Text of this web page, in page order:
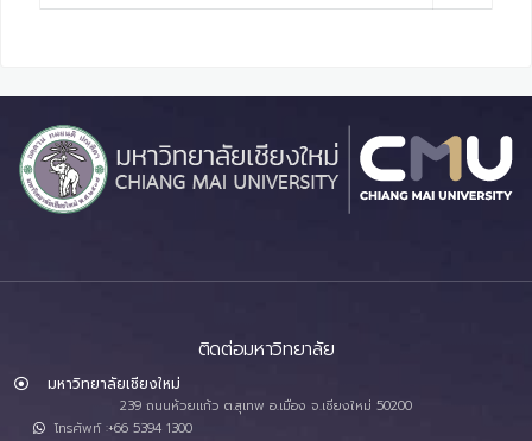
ติดต่อมหาวิทยาลัย
มหาวิทยาลัยเชียงใหม่
239 ถนนห้วยแก้ว ต.สุเทพ อ.เมือง จ.เชียงใหม่ 50200
โทรศัพท์ :+66 5394 1300